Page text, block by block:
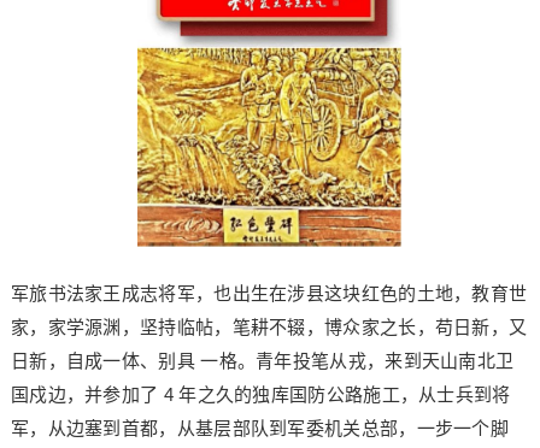
军旅书法家王成志将军，也出生在涉县这块红色的土地，教育世
家，家学源渊，坚持临帖，笔耕不辍，博众家之长，苟日新，又
日新，自成一体、别具 一格。青年投笔从戎，来到天山南北卫
国戍边，并参加了 4 年之久的独库国防公路施工，从士兵到将
军，从边塞到首都，从基层部队到军委机关总部，一步一个脚